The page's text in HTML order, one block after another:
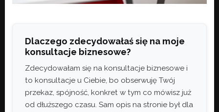
Dlaczego zdecydowałaś się na moje
konsultacje biznesowe?
Zdecydowałam się na konsultacje biznesowe i
to konsultacje u Ciebie, bo obserwuję Twój
przekaz, spójność, konkret w tym co mówisz już
od dłuższego czasu. Sam opis na stronie był dla